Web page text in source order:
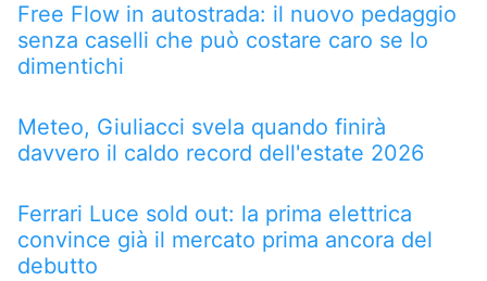
Free Flow in autostrada: il nuovo pedaggio
senza caselli che può costare caro se lo
dimentichi
Meteo, Giuliacci svela quando finirà
davvero il caldo record dell'estate 2026
Ferrari Luce sold out: la prima elettrica
convince già il mercato prima ancora del
debutto